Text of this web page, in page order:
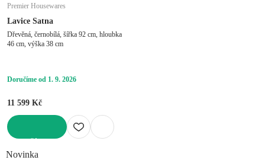
Premier Housewares
Lavice Satna
Dřevěná, černobílá, šířka 92 cm, hloubka
46 cm, výška 38 cm
Doručíme od 1. 9. 2026
11 599 Kč
Novinka